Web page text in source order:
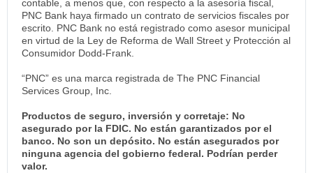
contable, a menos que, con respecto a la asesoría fiscal,
PNC Bank haya firmado un contrato de servicios fiscales por
escrito. PNC Bank no está registrado como asesor municipal
en virtud de la Ley de Reforma de Wall Street y Protección al
Consumidor Dodd-Frank.
“PNC” es una marca registrada de The PNC Financial
Services Group, Inc.
Productos de seguro, inversión y corretaje: No
asegurado por la FDIC. No están garantizados por el
banco. No son un depósito. No están asegurados por
ninguna agencia del gobierno federal. Podrían perder
valor.